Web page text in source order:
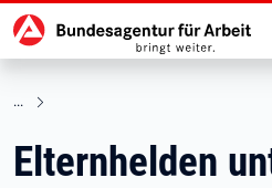
zu den Hauptinhalten springen
Hauptnavigation
Elternhelden